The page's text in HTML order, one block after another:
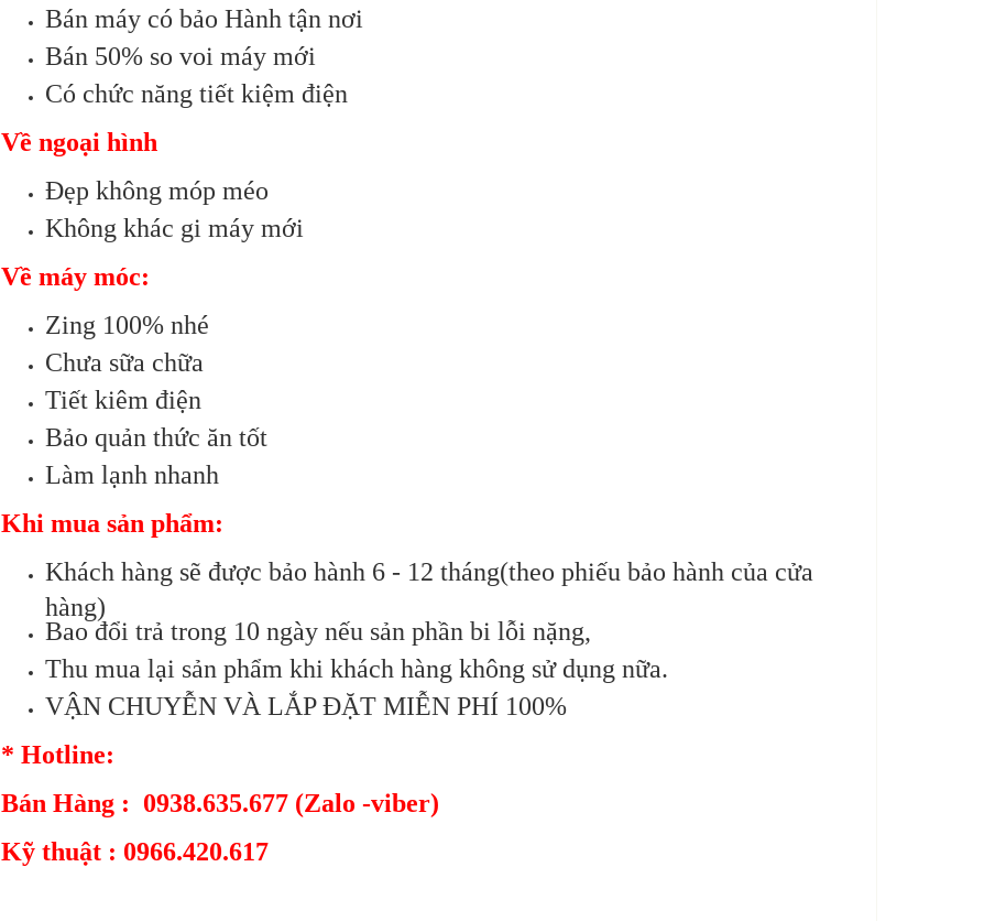
Bán máy có bảo Hành tận nơi
Bán 50% so voi máy mới
Có chức năng tiết kiệm điện
Về ngoại hình
Đẹp không móp méo
Không khác gi máy mới
Về máy móc:
Zing 100% nhé
Chưa sữa chữa
Tiết kiêm điện
Bảo quản thức ăn tốt
Làm lạnh nhanh
Khi mua sản phẩm:
Khách hàng sẽ được bảo hành 6 - 12 tháng(theo phiếu bảo hành của cửa
hàng)
Bao đổi trả trong 10 ngày nếu sản phần bi lỗi nặng,
Thu mua lại sản phẩm khi khách hàng không sử dụng nữa.
VẬN CHUYỄN VÀ LẮP ĐẶT MIỄN PHÍ 100%
* Hotline:
Bán Hàng : 0938.635.677 (Zalo -viber)
Kỹ thuật : 0966.420.617